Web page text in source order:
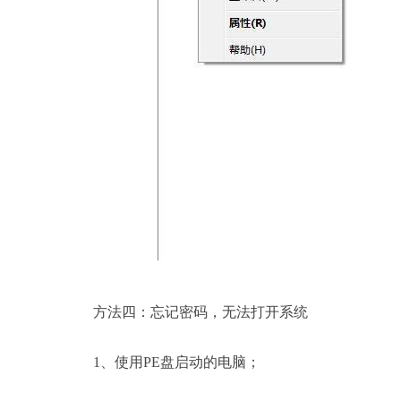
方法四：忘记密码，无法打开系统
1、使用PE盘启动的电脑；